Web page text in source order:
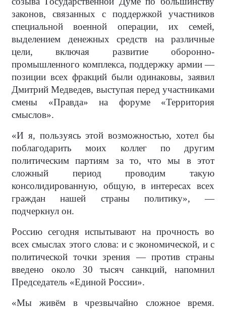
законов, связанных с поддержкой участников
специальной военной операции, их семей,
выделением денежных средств на различные
цели, включая развитие оборонно-
промышленного комплекса, поддержку армии —
позиции всех фракций были одинаковы, заявил
Дмитрий Медведев, выступая перед участниками
смены «Правда» на форуме «Территория
смыслов».
«И я, пользуясь этой возможностью, хотел бы
поблагодарить моих коллег по другим
политическим партиям за то, что мы в этот
сложный период проводим такую
консолидированную, общую, в интересах всех
граждан нашей страны политику», —
подчеркнул он.
Россию сегодня испытывают на прочность во
всех смыслах этого слова: и с экономической, и с
политической точки зрения — против страны
введено около 30 тысяч санкций, напомнил
Председатель «Единой России».
«Мы живём в чрезвычайно сложное время.